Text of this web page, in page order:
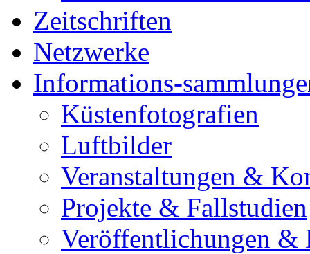
Zeitschriften
Netzwerke
Informations-
Küstenfotografien
Luftbilder
Veranstaltungen &
Projekte & Fallstudien
Veröffentlichungen &